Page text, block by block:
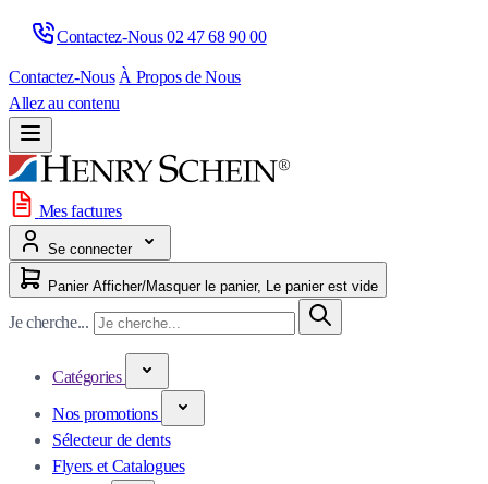
Contactez-Nous 02 47 68 90 00
Contactez-Nous À Propos de Nous
Allez au contenu
Mes factures
Se connecter
Panier Afficher/Masquer le panier, Le panier est vide
Je cherche...
Catégories
Nos promotions
Sélecteur de dents
Flyers et Catalogues